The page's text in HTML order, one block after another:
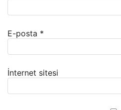
E-posta *
İnternet sitesi